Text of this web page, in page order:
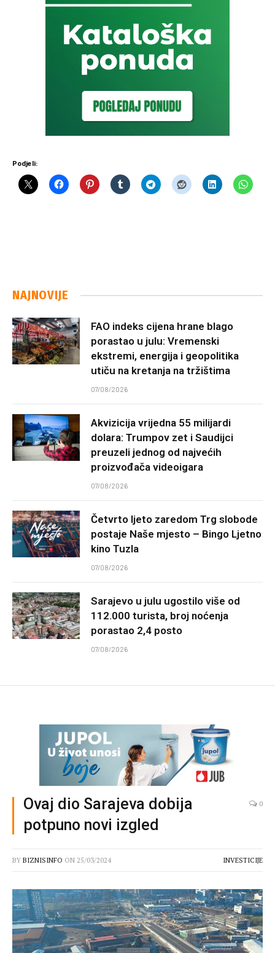
Podjeli:
NAJNOVIJE
FAO indeks cijena hrane blago
porastao u julu: Vremenski
ekstremi, energija i geopolitika
utiču na kretanja na tržištima
07/08/2026
Akvizicija vrijedna 55 milijardi
dolara: Trumpov zet i Saudijci
preuzeli jednog od najvećih
proizvođača videoigara
07/08/2026
Četvrto ljeto zaredom Trg slobode
postaje Naše mjesto – Bingo Ljetno
kino Tuzla
07/08/2026
Sarajevo u julu ugostilo više od
112.000 turista, broj noćenja
porastao 2,4 posto
07/08/2026
Ovaj dio Sarajeva dobija
potpuno novi izgled
0
BY BIZNISINFO ON 25/03/2024 INVESTICIJE